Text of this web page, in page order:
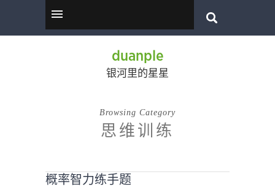
duanple
银河里的星星
Browsing Category
思维训练
概率智力练手题